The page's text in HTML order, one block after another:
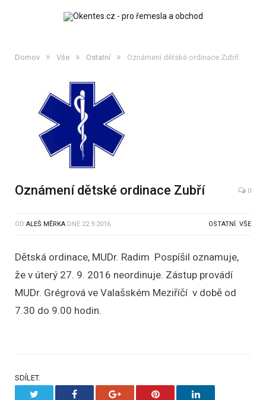
Domov » Vše » Ostatní » Oznámení dětské ordinace Zubří
Oznámení dětské ordinace Zubří 0
OD ALEŠ MĚRKA DNE 22.9.2016 OSTATNÍ, VŠE
Dětská ordinace, MUDr. Radim Pospíšil oznamuje,
že v úterý 27. 9. 2016 neordinuje. Zástup provádí
MUDr. Grégrová ve Valašském Meziříčí v době od
7.30 do 9.00 hodin.
SDÍLET.
Facebook Google+ Pinterest LinkedIn